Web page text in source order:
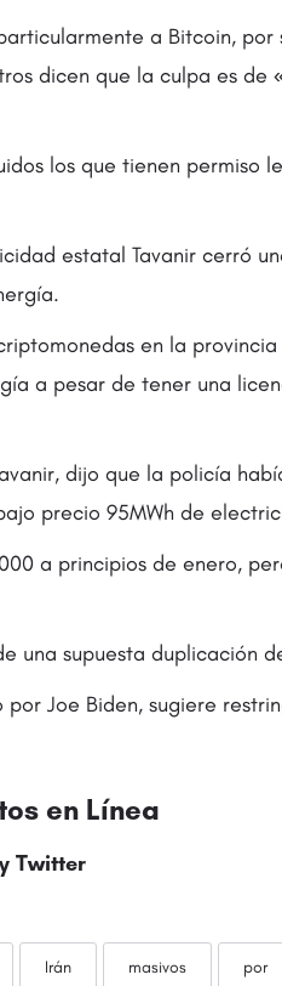
a Bitcoin,
dicen que la culpa es de
los que tienen permiso
estatal Tavanir cerró
en la provincia
a pesar de tener una
dijo que la policía
precio 95MWh de
a principios de enero,
una supuesta duplicación
por Joe Biden, sugiere
en Línea
y Twitter
Irán masivos por